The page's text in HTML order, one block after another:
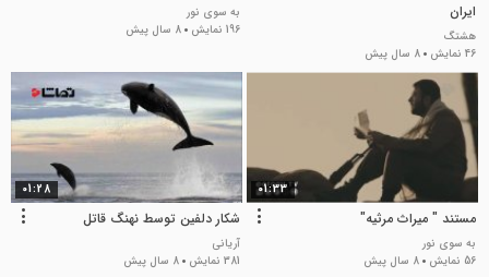
ایران
هشتگ
46 نمایش
8 سال پیش
به سوی نور
196 نمایش
8 سال پیش
01:33
مستند " میراث مرثیه"
به سوی نور
56 نمایش
8 سال پیش
01:28
شکار دلفین توسط نهنگ قاتل
آریانی
381 نمایش
8 سال پیش